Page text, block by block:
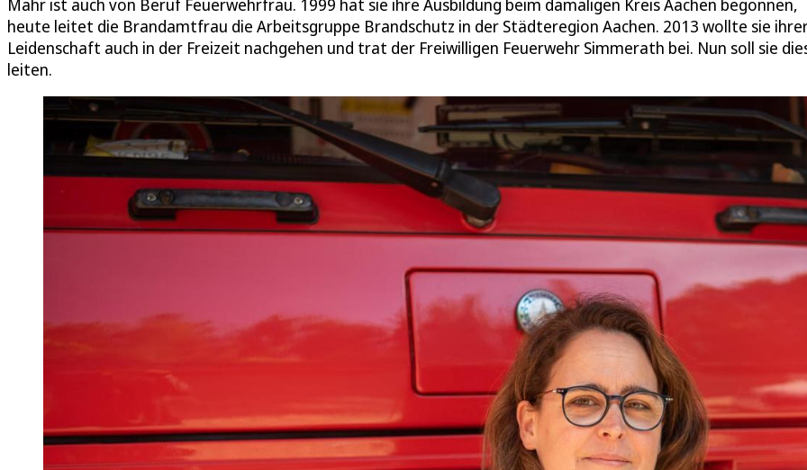
Mahr ist auch von Beruf Feuerwehrfrau. 1999 hat sie ihre Ausbildung beim damaligen Kreis Aachen begonnen,
heute leitet die Brandamtfrau die Arbeitsgruppe Brandschutz in der Städteregion Aachen. 2013 wollte sie
Leidenschaft auch in der Freizeit nachgehen und trat der Freiwilligen Feuerwehr Simmerath bei. Nun soll sie
leiten.